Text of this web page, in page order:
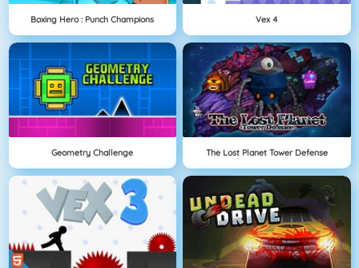
Boxing Hero : Punch Champions Vex 4
Geometry Challenge The Lost Planet Tower Defense